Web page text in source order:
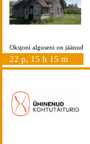
Oksjoni alguseni on jäänud
22 p, 15 h 15 m